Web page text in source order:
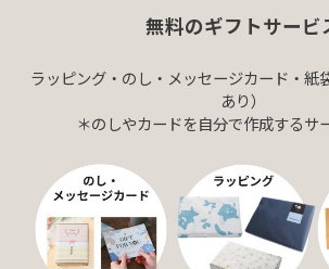
無料のギフトサービ
ラッピング・のし・メッセージカード・紙
あり）
＊のしやカードを自分で作成するサ